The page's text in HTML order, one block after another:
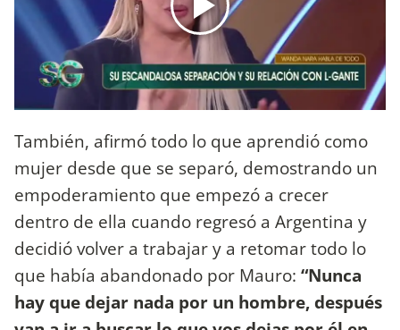
También, afirmó todo lo que aprendió como
mujer desde que se separó, demostrando un
empoderamiento que empezó a crecer
dentro de ella cuando regresó a Argentina y
decidió volver a trabajar y a retomar todo lo
que había abandonado por Mauro: “Nunca
hay que dejar nada por un hombre, después